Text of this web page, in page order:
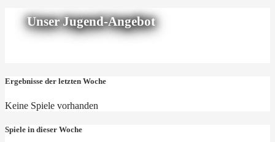
Unser Jugend-Angebot
Ergebnisse der letzten Woche
Keine Spiele vorhanden
Spiele in dieser Woche